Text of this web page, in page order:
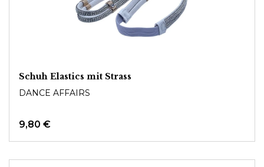
Schuh Elastics mit Strass
DANCE AFFAIRS
9,80 €